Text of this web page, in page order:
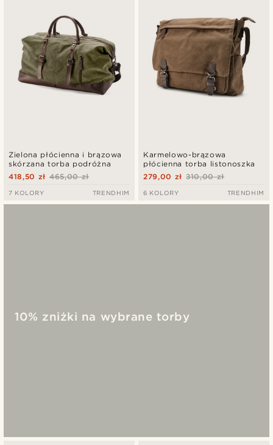
Zielona płócienna i brązowa
skórzana torba podróżna
465,00 zł
418,50 zł
7 KOLORY TRENDHIM
Karmelowo-brązowa
płócienna torba listonoszka
310,00 zł
279,00 zł
6 KOLORY TRENDHIM
10% zniżki na wybrane torby